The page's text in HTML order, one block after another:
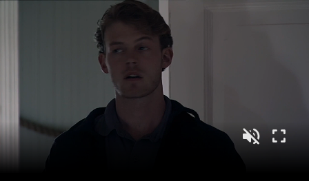
Wydział śledczy